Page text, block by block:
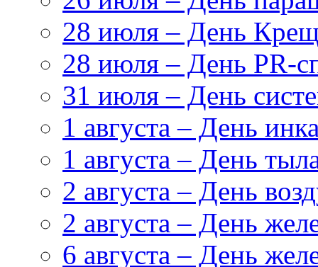
28 июля – День
28 июля – День PR-
31 июля – День
1 августа – День
1 августа – День
2 августа – День
2 августа – День
6 августа – День